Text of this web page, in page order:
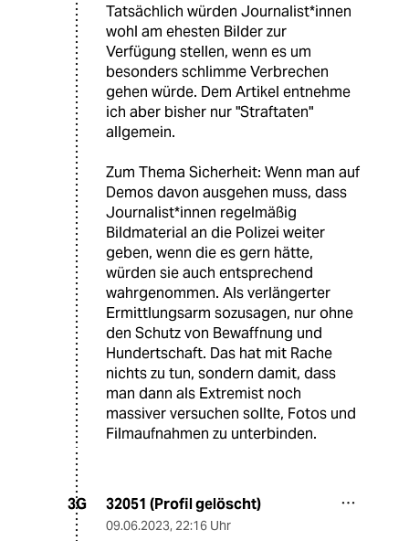
Tatsächlich würden Journalist*innen
wohl am ehesten Bilder zur
Verfügung stellen, wenn es um
besonders schlimme Verbrechen
gehen würde. Dem Artikel entnehme
ich aber bisher nur "Straftaten"
allgemein.
Zum Thema Sicherheit: Wenn man auf
Demos davon ausgehen muss, dass
Journalist*innen regelmäßig
Bildmaterial an die Polizei weiter
geben, wenn die es gern hätte,
würden sie auch entsprechend
wahrgenommen. Als verlängerter
Ermittlungsarm sozusagen, nur ohne
den Schutz von Bewaffnung und
Hundertschaft. Das hat mit Rache
nichts zu tun, sondern damit, dass
man dann als Extremist noch
massiver versuchen sollte, Fotos und
Filmaufnahmen zu unterbinden.
3G 32051 (Profil gelöscht)
09.06.2023, 22:16 Uhr